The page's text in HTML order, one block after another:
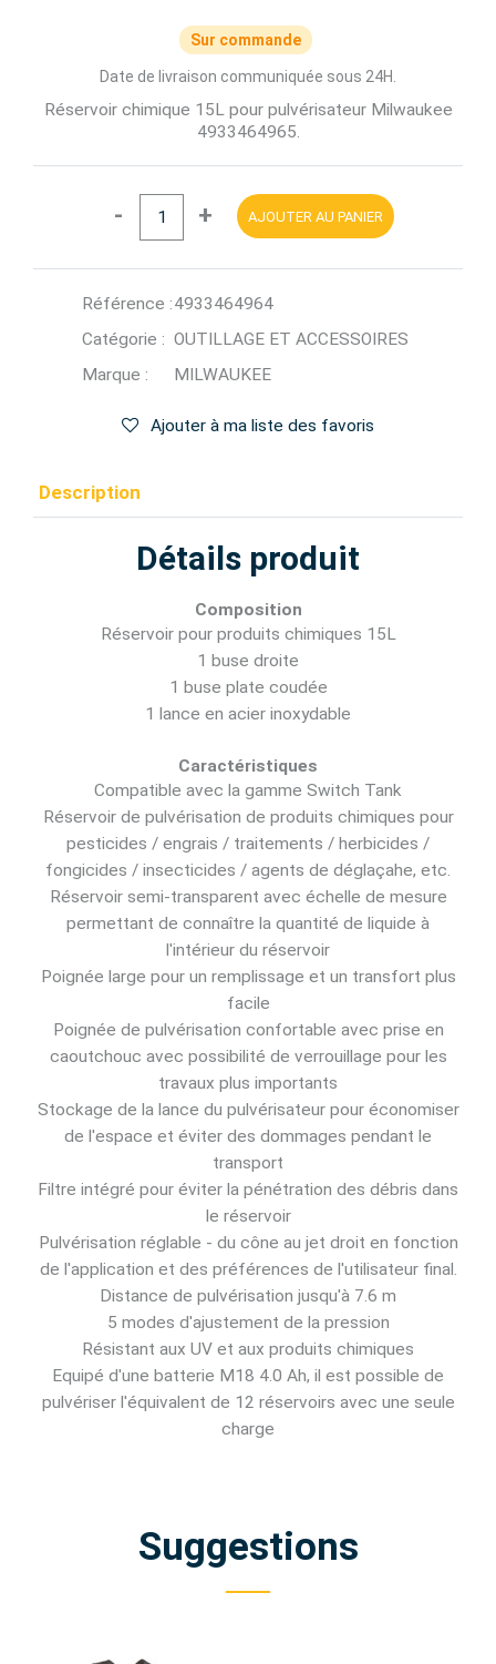
Sur commande
Date de livraison communiquée sous 24H.
Réservoir chimique 15L pour pulvérisateur Milwaukee
4933464965.
- + AJOUTER AU PANIER
Référence :4933464964
Catégorie : OUTILLAGE ET ACCESSOIRES
Marque :
MILWAUKEE
Ajouter à ma liste des favoris
Description
Détails produit
Composition
Réservoir pour produits chimiques 15L
1 buse droite
1 buse plate coudée
1 lance en acier inoxydable
Caractéristiques
Compatible avec la gamme Switch Tank
Réservoir de pulvérisation de produits chimiques pour
pesticides / engrais / traitements / herbicides /
fongicides / insecticides / agents de déglaçahe, etc.
Réservoir semi-transparent avec échelle de mesure
permettant de connaître la quantité de liquide à
l'intérieur du réservoir
Poignée large pour un remplissage et un transfort plus
facile
Poignée de pulvérisation confortable avec prise en
caoutchouc avec possibilité de verrouillage pour les
travaux plus importants
Stockage de la lance du pulvérisateur pour économiser
de l'espace et éviter des dommages pendant le
transport
Filtre intégré pour éviter la pénétration des débris dans
le réservoir
Pulvérisation réglable - du cône au jet droit en fonction
de l'application et des préférences de l'utilisateur final.
Distance de pulvérisation jusqu'à 7.6 m
5 modes d'ajustement de la pression
Résistant aux UV et aux produits chimiques
Equipé d'une batterie M18 4.0 Ah, il est possible de
pulvériser l'équivalent de 12 réservoirs avec une seule
charge
Suggestions